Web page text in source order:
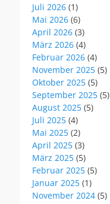
Juli 2026 (1)
Mai 2026 (6)
April 2026 (3)
März 2026 (4)
Februar 2026 (4)
November 2025 (5)
Oktober 2025 (5)
September 2025 (5)
August 2025 (5)
Juli 2025 (4)
Mai 2025 (2)
April 2025 (3)
März 2025 (5)
Februar 2025 (5)
Januar 2025 (1)
November 2024 (5)